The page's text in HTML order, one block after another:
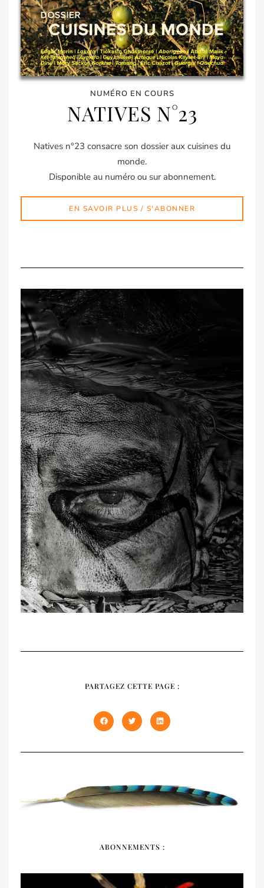
NUMÉRO EN COURS
NATIVES N°23
Natives n°23 consacre son dossier aux cuisines du
monde.
Disponible au numéro ou sur abonnement.
EN SAVOIR PLUS / S'ABONNER
RECUEIL
premiers numéros épuisés de NATIVES en
un seul volume de 408 pages. À offrir et à
s'offrir !
PARTAGEZ CETTE PAGE :
ABONNEMENTS :